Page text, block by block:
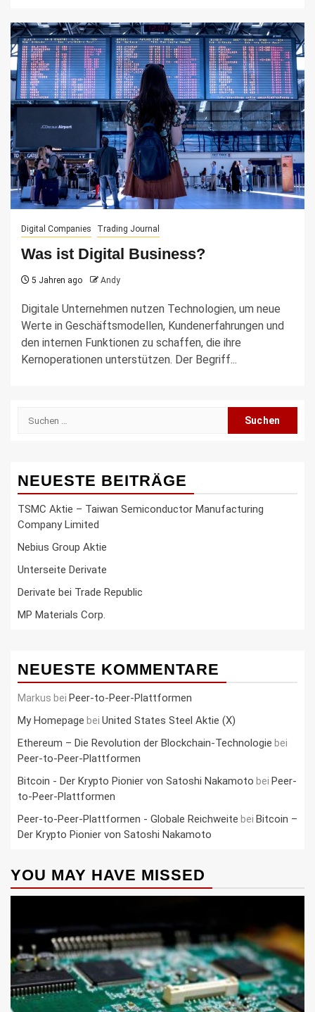
Digital Companies Trading Journal
Was ist Digital Business?
5 Jahren ago Andy
Digitale Unternehmen nutzen Technologien, um neue
Werte in Geschäftsmodellen, Kundenerfahrungen und
den internen Funktionen zu schaffen, die ihre
Kernoperationen unterstützen. Der Begriff...
Suche
NEUESTE BEITRÄGE
TSMC Aktie – Taiwan Semiconductor Manufacturing
Company Limited
Nebius Group Aktie
Unterseite Derivate
Derivate bei Trade Republic
MP Materials Corp.
NEUESTE KOMMENTARE
Markus bei Peer-to-Peer-Plattformen
My Homepage bei United States Steel Aktie (X)
Ethereum – Die Revolution der Blockchain-Technologie bei
Peer-to-Peer-Plattformen
Bitcoin - Der Krypto Pionier von Satoshi Nakamoto bei Peer-
to-Peer-Plattformen
Peer-to-Peer-Plattformen - Globale Reichweite bei Bitcoin –
Der Krypto Pionier von Satoshi Nakamoto
YOU MAY HAVE MISSED